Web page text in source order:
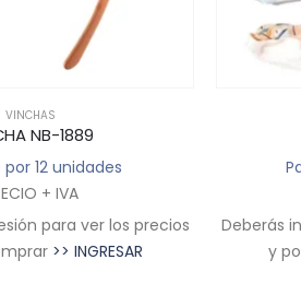
VINCHAS
NB-1889
12 unidades
+ IVA
para ver los precios
>> INGRESAR
Deberás
y